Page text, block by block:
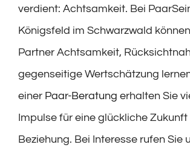
verdient: Achtsamkeit. Bei
Königsfeld im Schwarzwald
Partner Achtsamkeit,
gegenseitige Wertschätzung
einer Paar-Beratung erhalten Sie
Impulse für eine glückliche Zukunft
Beziehung. Bei Interesse rufen Sie